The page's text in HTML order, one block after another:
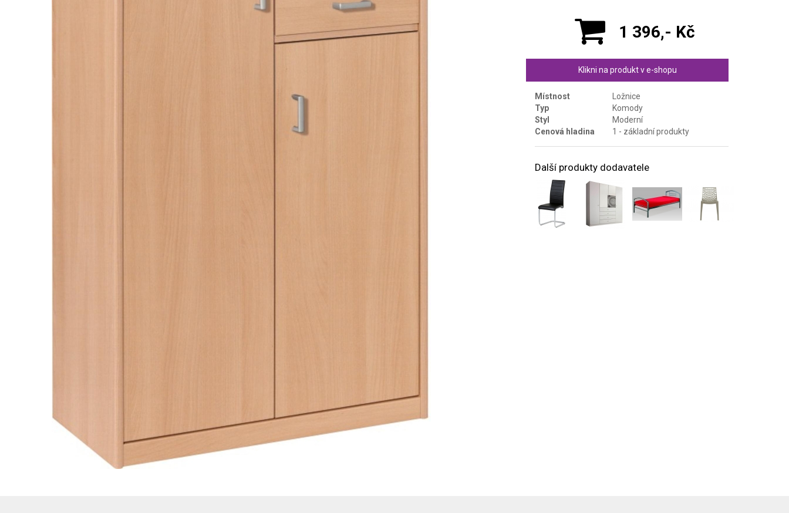
1 396,- Kč
Klikni na produkt v e-shopu
Místnost
Ložnice
Typ
Komody
Styl
Moderní
Cenová hladina
1 - základní produkty
Další produkty dodavatele